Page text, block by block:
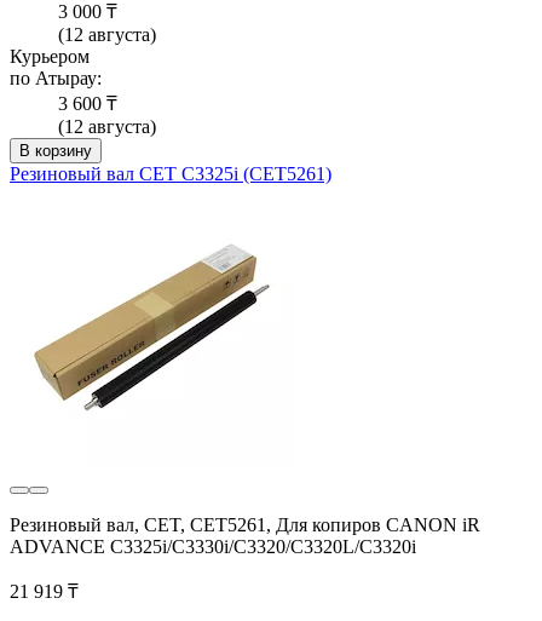
3 000 ₸
(12 августа)
Курьером
по Атырау:
3 600 ₸
(12 августа)
В корзину
Резиновый вал CET C3325i (CET5261)
Резиновый вал, CET, CET5261, Для копиров CANON iR
ADVANCE C3325i/C3330i/C3320/C3320L/C3320i
21 919 ₸